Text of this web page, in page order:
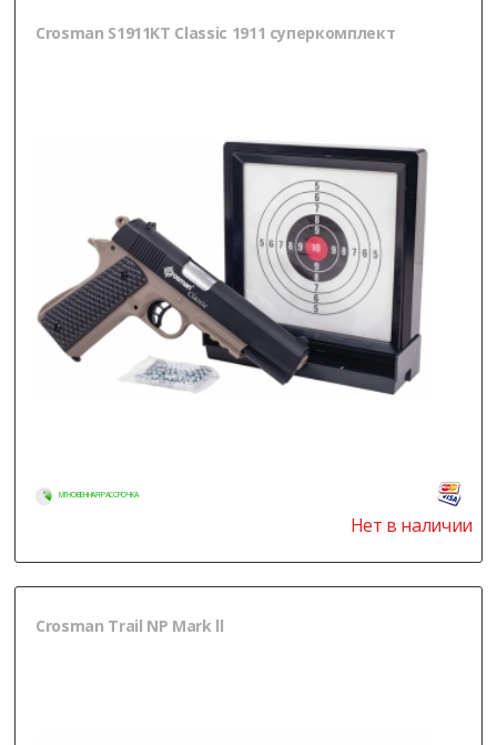
Crosman S1911KT Classic 1911 суперкомплект
МГНОВЕННАЯ РАССРОЧКА
Нет в наличии
Crosman Trail NP Mark ll